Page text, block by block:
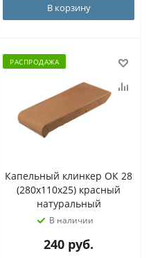
В корзину
РАСПРОДАЖА
Капельный клинкер ОК 28
(280х110х25) красный
натуральный
В наличии
240 руб.